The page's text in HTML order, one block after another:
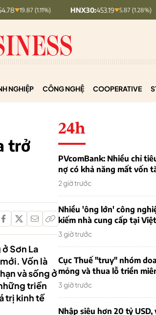
HNX30: 453.19 5.87 (1.28%)
NGHIỆP CÔNG NGHỆ COOPERATIVE
trở
Sơn La
Vốn là
và sống ở
triền
trị kinh tế
24h
PVcomBank: Nhiều chỉ
nợ có khả năng mất vốn
2 giờ trước
Nhiều 'ông lớn' công
kiếm nhà cung cấp tại
3 giờ trước
Cục Thuế "truy" nhóm
mỏng và thua lỗ triền
3 giờ trước
Nhập siêu hơn 20 tỷ